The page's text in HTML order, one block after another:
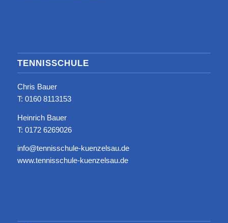
TENNISSCHULE
Chris Bauer
T: ‭0160 8113153‬
Heinrich Bauer
T: 0172 6269026
info@tennisschule-kuenzelsau.de
www.tennisschule-kuenzelsau.de